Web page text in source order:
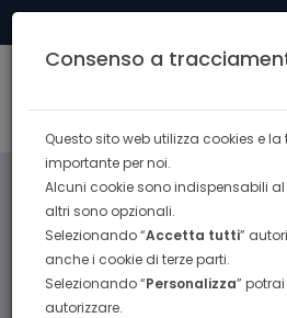
Consenso a
Questo sito web utilizza cookies e
importante per noi.
Alcuni cookie sono indispensabili
altri sono opzionali.
Selezionando “Accetta tutti”
anche i cookie di terze parti.
Selezionando “Personalizza”
autorizzare.